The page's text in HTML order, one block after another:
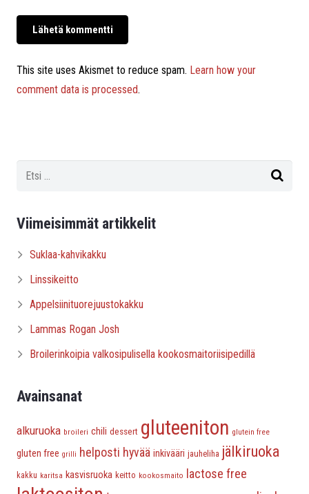
This site uses Akismet to reduce spam. Learn how your
comment data is processed.
Viimeisimmät artikkelit
Suklaa-kahvikakku
Linssikeitto
Appelsiinituorejuustokakku
Lammas Rogan Josh
Broilerinkoipia valkosipulisella kookosmaitoriisipedillä
Avainsanat
alkuruoka broileri chili dessert gluteeniton glutein free
gluten free grilli helposti hyvää inkivääri jauheliha jälkiruoka
kakku karitsa kasvisruoka keitto kookosmaito lactose free